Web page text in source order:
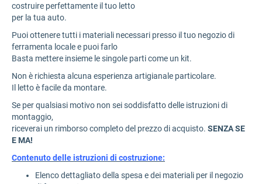
costruire perfettamente il tuo letto
per la tua auto.
Puoi ottenere tutti i materiali necessari presso il tuo negozio di
ferramenta locale e puoi farlo
Basta mettere insieme le singole parti come un kit.
Non è richiesta alcuna esperienza artigianale particolare.
Il letto è facile da montare.
Se per qualsiasi motivo non sei soddisfatto delle istruzioni di
montaggio,
riceverai un rimborso completo del prezzo di acquisto. SENZA SE
E MA!
Contenuto delle istruzioni di costruzione:
Elenco dettagliato della spesa e dei materiali per il negozio